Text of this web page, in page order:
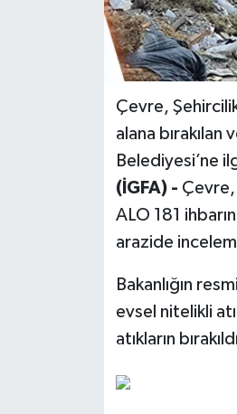
Çevre,
alana bırakılan
Belediyesi’ne
(İGFA) - Çevre,
ALO 181
arazide
Bakanlığın
evsel nitelikli
atıkların